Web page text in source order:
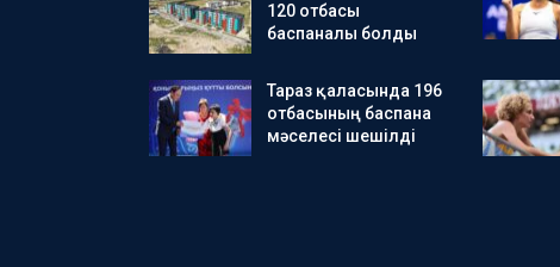
120 отбасы
баспаналы болды
Тараз қаласында 196
отбасының баспана
мәселесі шешілді